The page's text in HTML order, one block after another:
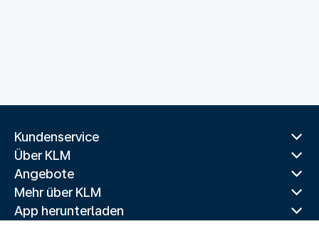
Kundenservice
Über KLM
Angebote
Mehr über KLM
App herunterladen